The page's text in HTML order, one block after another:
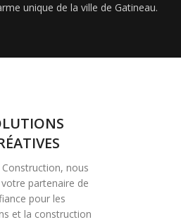
unique de la ville de Gatineau.
Construction, nous
partenaire de
pour les
et la construction